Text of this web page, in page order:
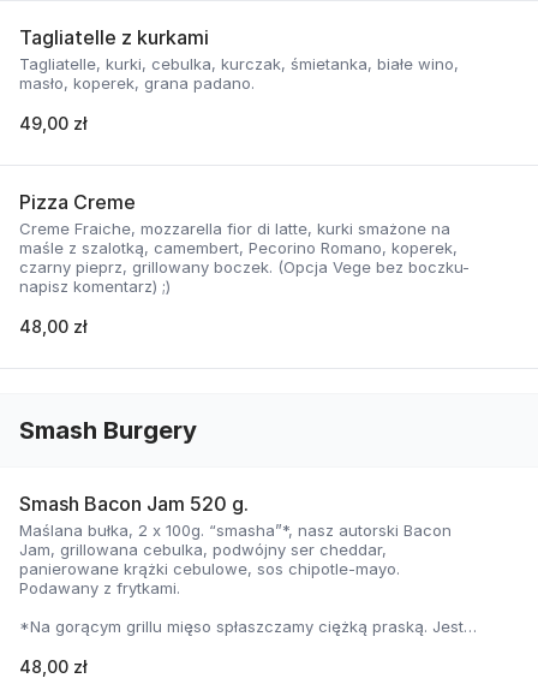
Tagliatelle z kurkami
Tagliatelle, kurki, cebulka, kurczak, śmietanka, białe wino,
masło, koperek, grana padano.
49,00 zł
Pizza Creme
Creme Fraiche, mozzarella fior di latte, kurki smażone na
maśle z szalotką, camembert, Pecorino Romano, koperek,
czarny pieprz, grillowany boczek. (Opcja Vege bez boczku-
napisz komentarz) ;)
48,00 zł
Smash Burgery
Smash Bacon Jam 520 g.
Maślana bułka, 2 x 100g. “smasha”*, nasz autorski Bacon
Jam, grillowana cebulka, podwójny ser cheddar,
panierowane krążki cebulowe, sos chipotle-mayo.
Podawany z frytkami.
*Na gorącym grillu mięso spłaszczamy ciężką praską. Jest
temperaturze, zyskuje jednocześnie chrupiąca skorupkę i
48,00 zł